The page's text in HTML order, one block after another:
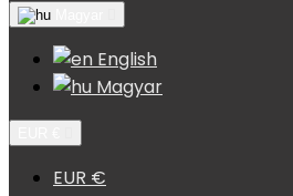
English
Magyar
EUR €